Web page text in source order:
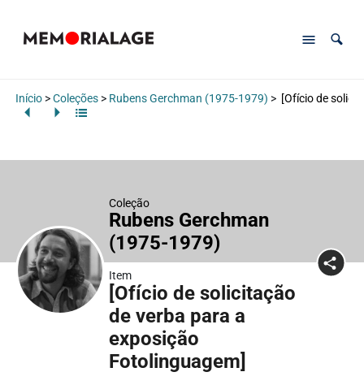
Início>Coleções> Rubens Gerchman (1975-1979) > [Ofício de
Coleção
Rubens Gerchman
(1975-1979)
Item
[Ofício de solicitação
de verba para a
exposição
Fotolinguagem]